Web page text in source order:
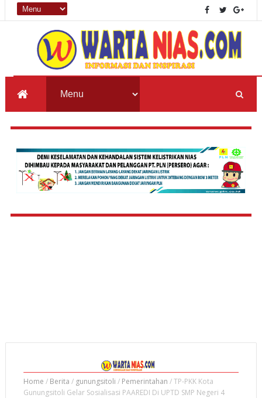
Home / Berita / gunungsitoli / Pemerintahan /TP-PKK Kota
Gunungsitoli Gelar Sosialisasi PAAREDI Di UPTD SMP Negeri 4